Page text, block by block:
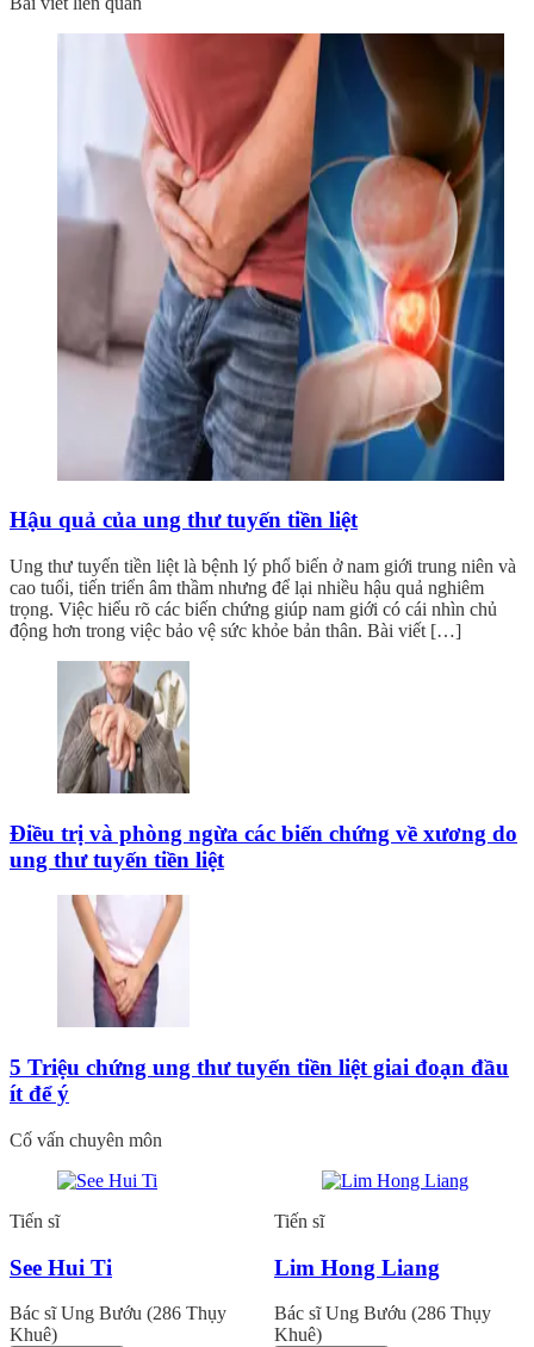
Hậu quả của ung thư tuyến tiền liệt
Ung thư tuyến tiền liệt là bệnh lý phổ biến ở nam giới trung niên và
cao tuổi, tiến triển âm thầm nhưng để lại nhiều hậu quả nghiêm
trọng. Việc hiểu rõ các biến chứng giúp nam giới có cái nhìn chủ
động hơn trong việc bảo vệ sức khỏe bản thân. Bài viết […]
Điều trị và phòng ngừa các biến chứng về xương do
ung thư tuyến tiền liệt
5 Triệu chứng ung thư tuyến tiền liệt giai đoạn đầu
ít để ý
Cố vấn chuyên môn
Tiến sĩ
See Hui Ti
Bác sĩ Ung Bướu (286 Thụy
Khuê)
Tiến sĩ
Lim Hong Liang
Bác sĩ Ung Bướu (286 Thụy
Khuê)